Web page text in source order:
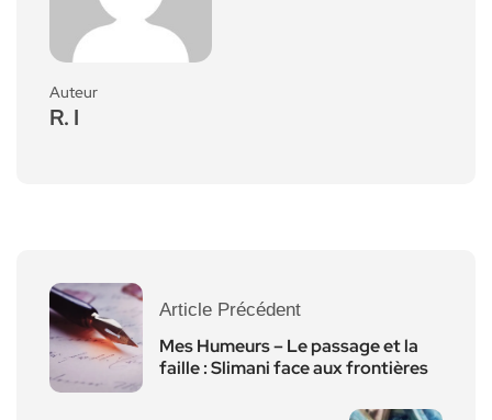
Auteur
R. I
Article Précédent
Mes Humeurs – Le passage et la
faille : Slimani face aux frontières